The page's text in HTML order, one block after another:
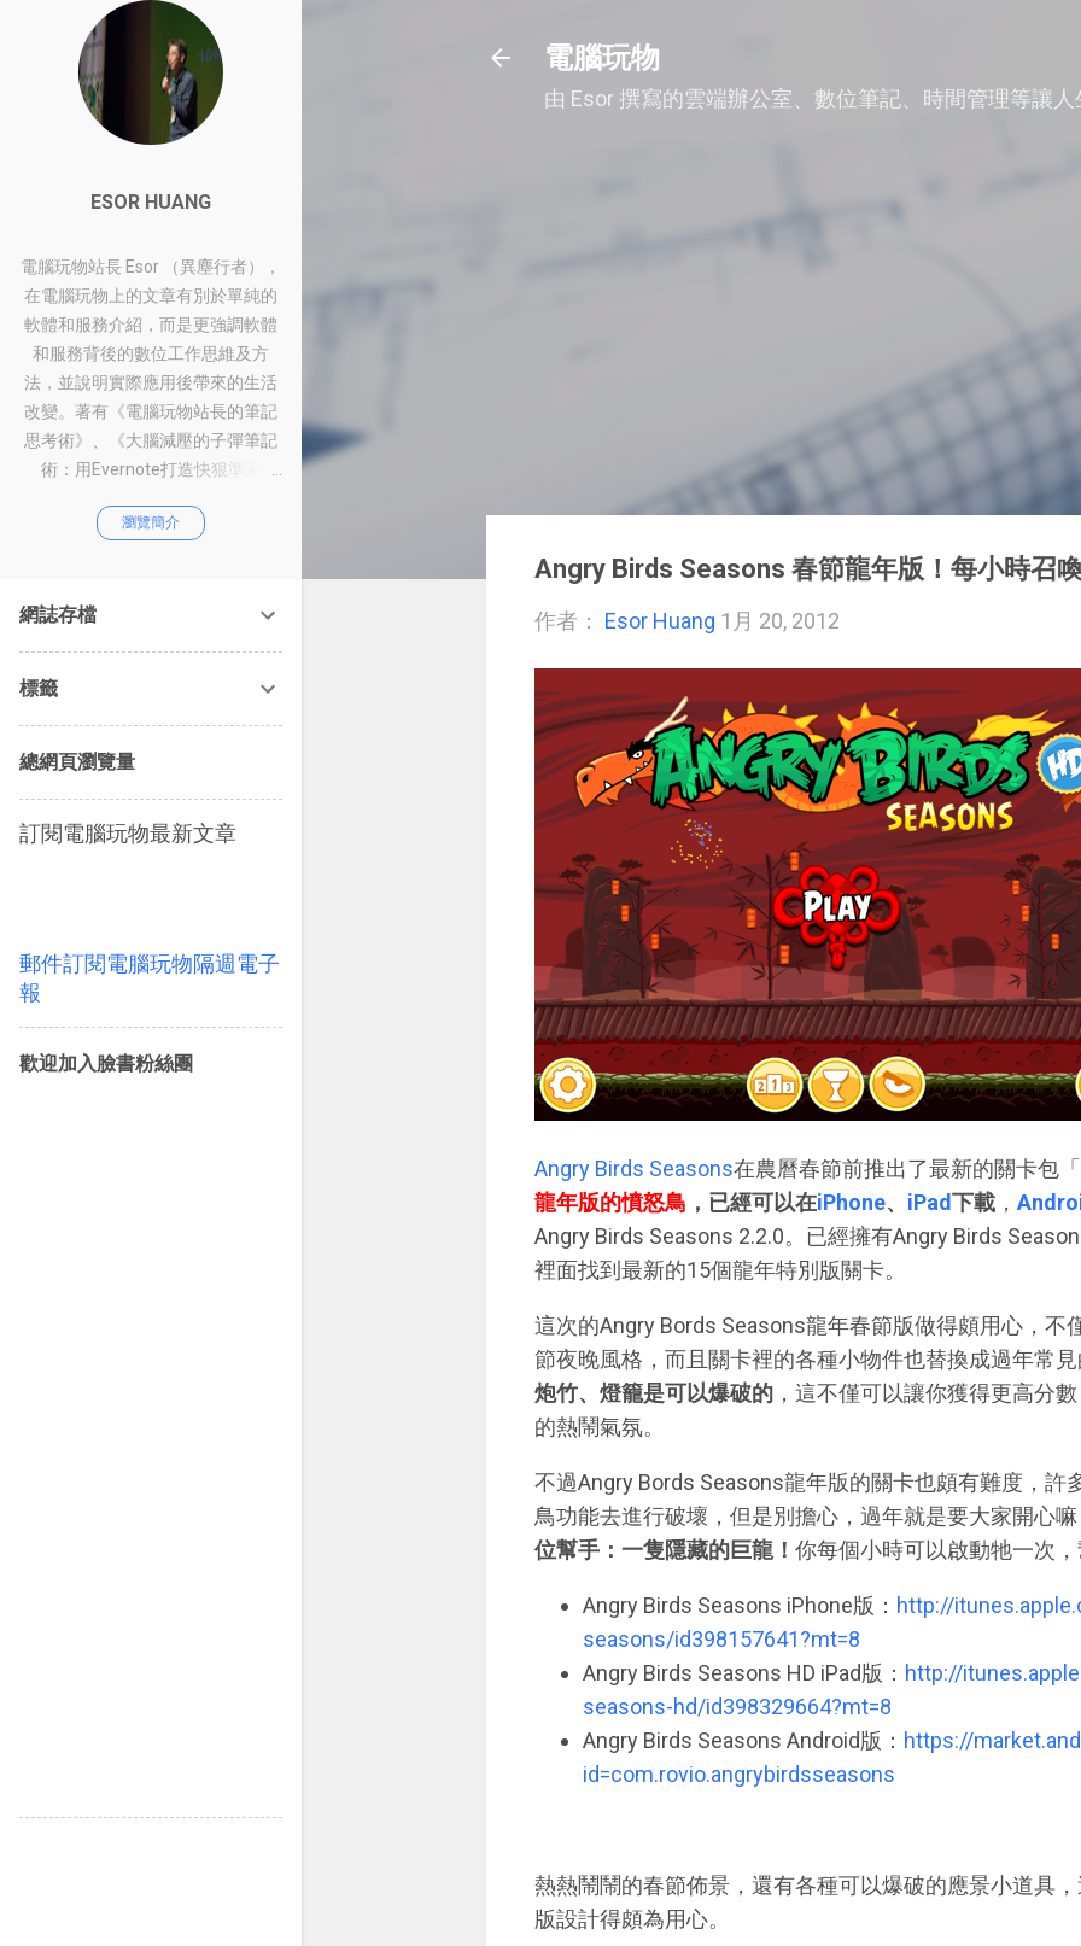
電腦玩物
由 Esor 撰寫的雲端辦公室、數位筆記、時間管理等讓
Angry Birds Seasons 春節龍年版！每小時召
作者： Esor Huang 1月 20, 2012
Angry Birds Seasons在農曆春節前推出了最新的關卡包
龍年版的憤怒鳥 ，已經可以在iPhone、 iPad下載 ，
Angry Birds Seasons 2.2.0。已經擁有Angry Birds
裡面找到最新的15個龍年特別版關卡。
這次的Angry Bords Seasons龍年春節版做得頗用心，不
節夜晚風格，而且關卡裡的各種小物件也替換成過年常
炮竹、燈籠是可以爆破的 ，這不僅可以讓你獲得更高分
的熱鬧氣氛。
不過Angry Bords Seasons龍年版的關卡也頗有難度，許
鳥功能去進行破壞，但是別擔心，過年就是要大家開心
位幫手：一隻隱藏的巨龍！ 你每個小時可以啟動牠一次
Angry Birds Seasons iPhone版： http://
seasons/id398157641?mt=8
Angry Birds Seasons HD iPad版： http://
seasons-hd/id398329664?mt=8
Angry Birds Seasons Android版： https://
id=com.rovio.angrybirdsseasons
熱熱鬧鬧的春節佈景，還有各種可以爆破的應景小道具
版設計得頗為用心。
ESOR HUANG
電腦玩物站長 Esor （異塵行者），
在電腦玩物上的文章有別於單純的
軟體和服務介紹，而是更強調軟體
和服務背後的數位工作思維及方
法，並說明實際應用後帶來的生活
改變。著有《電腦玩物站長的筆記
思考術》、《大腦減壓的子彈筆記
術：用Evernote打造快狠準系
作術：從職場到人生的100個聰明
瀏覽簡介
網誌存檔
標籤
總網頁瀏覽量
訂閱電腦玩物最新文章
郵件訂閱電腦玩物隔週電子
報
歡迎加入臉書粉絲團